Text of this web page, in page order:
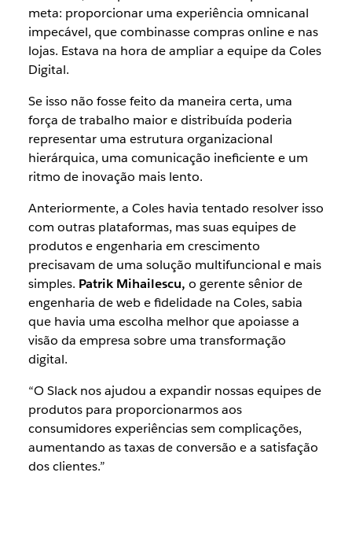
meta: proporcionar uma experiência omnicanal
impecável, que combinasse compras online e nas
lojas. Estava na hora de ampliar a equipe da Coles
Digital.
Se isso não fosse feito da maneira certa, uma
força de trabalho maior e distribuída poderia
representar uma estrutura organizacional
hierárquica, uma comunicação ineficiente e um
ritmo de inovação mais lento.
Anteriormente, a Coles havia tentado resolver isso
com outras plataformas, mas suas equipes de
produtos e engenharia em crescimento
precisavam de uma solução multifuncional e mais
simples. Patrik Mihailescu, o gerente sênior de
engenharia de web e fidelidade na Coles, sabia
que havia uma escolha melhor que apoiasse a
visão da empresa sobre uma transformação
digital.
“O Slack nos ajudou a expandir nossas equipes de
produtos para proporcionarmos aos
consumidores experiências sem complicações,
aumentando as taxas de conversão e a satisfação
dos clientes.”